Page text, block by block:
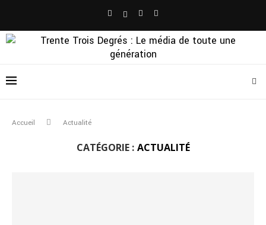
Accueil Actualité
CATÉGORIE : ACTUALITÉ